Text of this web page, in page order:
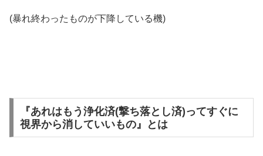
(暴れ終わったものが下降している機)
『あれはもう浄化済(撃ち落とし済)ってすぐに
視界から消していいもの』とは